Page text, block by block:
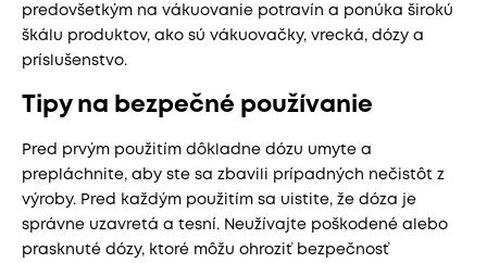
predovšetkým na vákuovanie potravín a ponúka širokú
škálu produktov, ako sú vákuovačky, vrecká, dózy a
príslušenstvo.
Tipy na bezpečné používanie
Pred prvým použitím dôkladne dózu umyte a
prepláchnite, aby ste sa zbavili prípadných nečistôt z
výroby. Pred každým použitím sa uistite, že dóza je
správne uzavretá a tesní. Neužívajte poškodené alebo
prasknuté dózy, ktoré môžu ohroziť bezpečnosť